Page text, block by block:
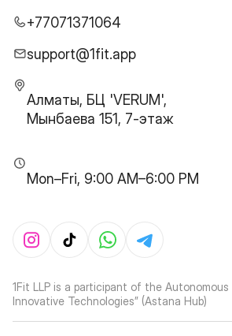
+77071371064
support@1fit.app
Алматы, БЦ 'VERUM',
Мынбаева 151, 7-этаж
Mon–Fri, 9:00 AM–6:00 PM
1Fit LLP is a participant of the Autonomous
Innovative Technologies” (Astana Hub)